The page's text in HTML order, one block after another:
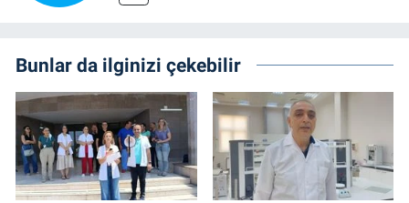
Bunlar da ilginizi çekebilir